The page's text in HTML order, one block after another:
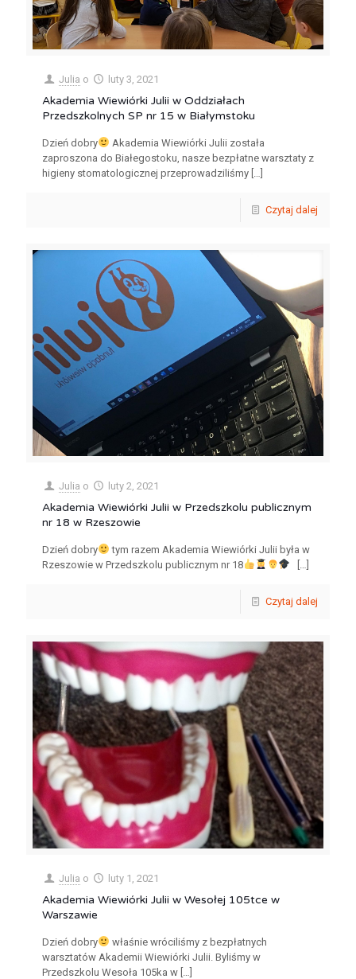
Julia o luty 3, 2021
Akademia Wiewiórki Julii w Oddziałach
Przedszkolnych SP nr 15 w Białymstoku
Dzień dobry
Akademia Wiewiórki Julii została
zaproszona do Białegostoku, nasze bezpłatne warsztaty z
higieny stomatologicznej przeprowadziliśmy […]
Czytaj dalej
Julia o luty 2, 2021
Akademia Wiewiórki Julii w Przedszkolu publicznym
nr 18 w Rzeszowie
Dzień dobry
tym razem Akademia Wiewiórki Julii była w
Rzeszowie w Przedszkolu publicznym nr 18
[…]
Czytaj dalej
Julia o luty 1, 2021
Akademia Wiewiórki Julii w Wesołej 105tce w
Warszawie
Dzień dobry
właśnie wróciliśmy z bezpłatnych
warsztatów Akademii Wiewiórki Julii. Byliśmy w
Przedszkolu Wesoła 105ka w […]